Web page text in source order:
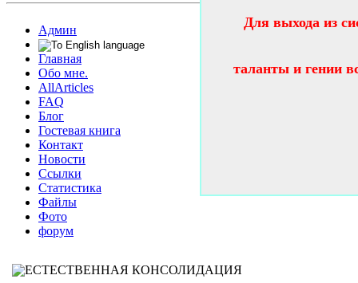
Админ
Главная
Обо мне.
AllArticles
FAQ
Блог
Гостевая книга
Контакт
Новости
Ссылки
Статистика
Файлы
Фото
форум
ЕСТЕСТВЕННАЯ КОНСОЛИДАЦИЯ
Для выхода из
таланты и гении